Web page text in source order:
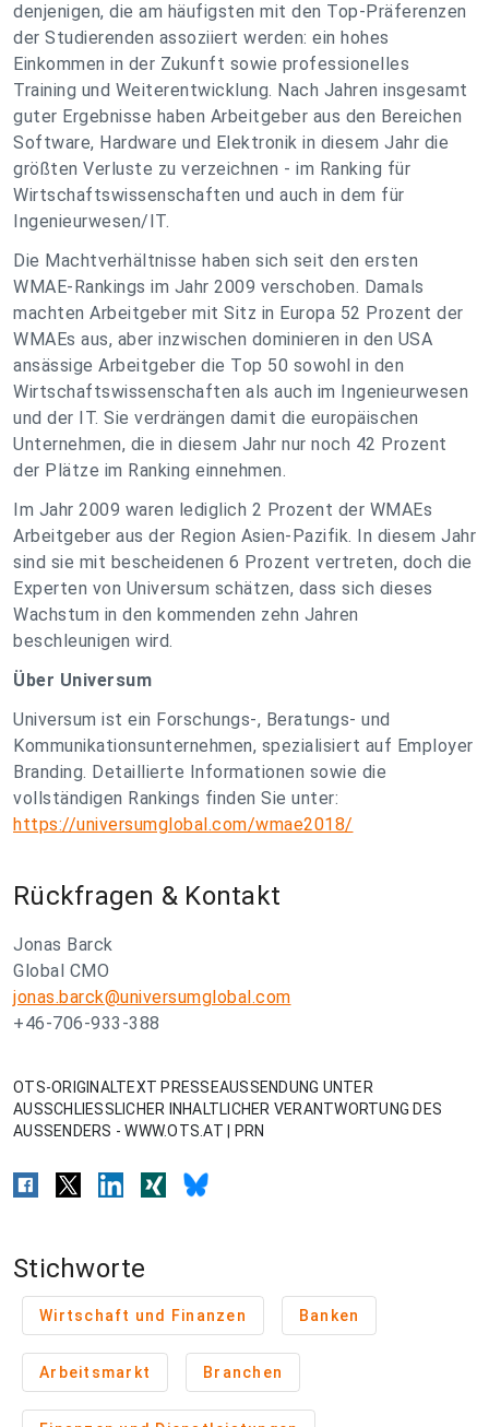
denjenigen, die am häufigsten mit den Top-Präferenzen
der Studierenden assoziiert werden: ein hohes
Einkommen in der Zukunft sowie professionelles
Training und Weiterentwicklung. Nach Jahren insgesamt
guter Ergebnisse haben Arbeitgeber aus den Bereichen
Software, Hardware und Elektronik in diesem Jahr die
größten Verluste zu verzeichnen - im Ranking für
Wirtschaftswissenschaften und auch in dem für
Ingenieurwesen/IT.
Die Machtverhältnisse haben sich seit den ersten
WMAE-Rankings im Jahr 2009 verschoben. Damals
machten Arbeitgeber mit Sitz in Europa 52 Prozent der
WMAEs aus, aber inzwischen dominieren in den USA
ansässige Arbeitgeber die Top 50 sowohl in den
Wirtschaftswissenschaften als auch im Ingenieurwesen
und der IT. Sie verdrängen damit die europäischen
Unternehmen, die in diesem Jahr nur noch 42 Prozent
der Plätze im Ranking einnehmen.
Im Jahr 2009 waren lediglich 2 Prozent der WMAEs
Arbeitgeber aus der Region Asien-Pazifik. In diesem Jahr
sind sie mit bescheidenen 6 Prozent vertreten, doch die
Experten von Universum schätzen, dass sich dieses
Wachstum in den kommenden zehn Jahren
beschleunigen wird.
Über Universum
Universum ist ein Forschungs-, Beratungs- und
Kommunikationsunternehmen, spezialisiert auf Employer
Branding. Detaillierte Informationen sowie die
vollständigen Rankings finden Sie unter:
https://universumglobal.com/wmae2018/
Rückfragen & Kontakt
Jonas Barck
Global CMO
jonas.barck@universumglobal.com
+46-706-933-388
OTS-ORIGINALTEXT PRESSEAUSSENDUNG UNTER
AUSSCHLIESSLICHER INHALTLICHER VERANTWORTUNG DES
AUSSENDERS - WWW.OTS.AT | PRN
Stichworte
Wirtschaft und Finanzen Banken
Arbeitsmarkt Branchen